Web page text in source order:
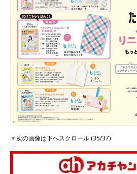
▼次の画像は下へスクロール (35/37)